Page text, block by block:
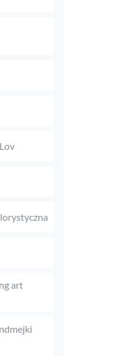
art